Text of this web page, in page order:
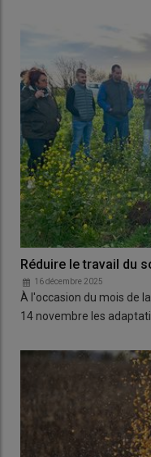
Réduire le travail du
16 décembre 2025
À l'occasion du mois de
14 novembre les